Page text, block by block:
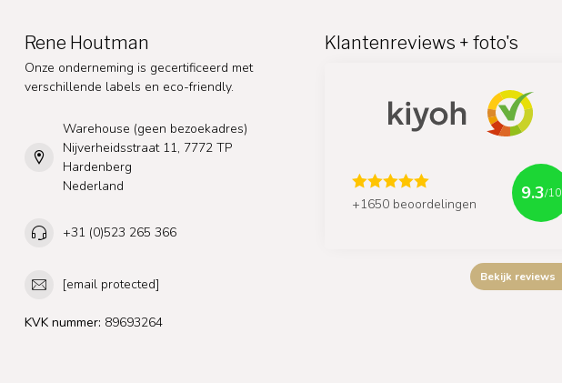
Rene Houtman
Onze onderneming is gecertificeerd met
verschillende labels en eco-friendly.
Warehouse (geen bezoekadres)
Nijverheidsstraat 11, 7772 TP
Hardenberg
Nederland
+31 (0)523 265 366
[email protected]
KVK nummer: 89693264
Klantenreviews + foto's
+1650 beoordelingen
9.3/10
Bekijk reviews